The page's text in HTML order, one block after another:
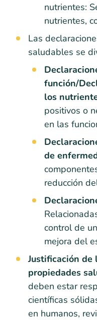
nutrientes:
nutrientes,
Las
saludables se
función/
los
positivos o
en las
de
reducción
control de
mejora del
Justificación de
propiedades
deben estar
científicas
en humanos,